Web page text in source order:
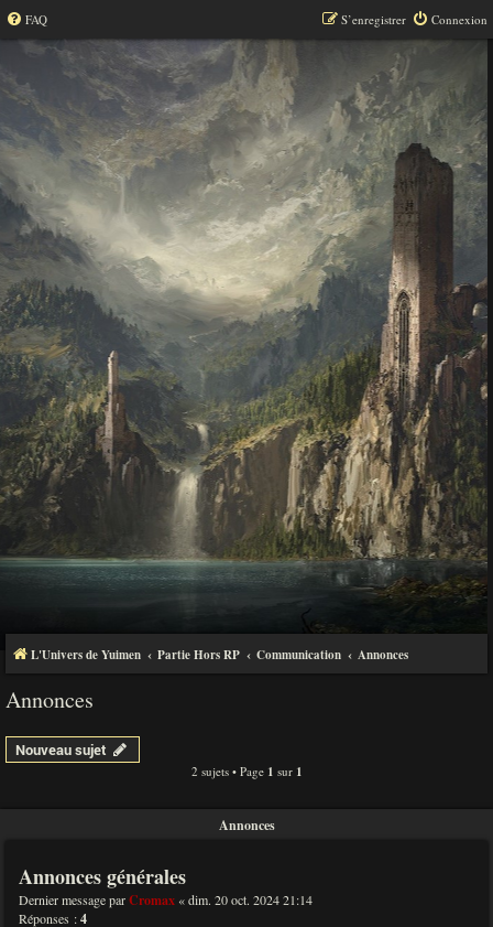
FAQ Connexion
S’enregistrer
L'Univers de Yuimen Partie Hors RP Communication Annonces
Annonces
Nouveau sujet
2 sujets • Page 1 sur 1
Annonces
Annonces générales
Dernier message parCromax «dim. 20 oct. 2024 21:14
Réponses :4